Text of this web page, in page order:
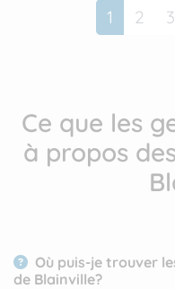
1 2 3
Ce que les
à propos
Où puis-je trouver
de Blainville?